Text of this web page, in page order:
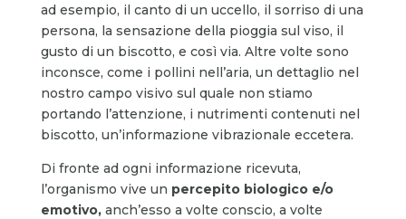
ad esempio, il canto di un uccello, il sorriso di una
persona, la sensazione della pioggia sul viso, il
gusto di un biscotto, e così via. Altre volte sono
inconsce, come i pollini nell’aria, un dettaglio nel
nostro campo visivo sul quale non stiamo
portando l’attenzione, i nutrimenti contenuti nel
biscotto, un’informazione vibrazionale eccetera.
Di fronte ad ogni informazione ricevuta,
l’organismo vive un percepito biologico e/o
emotivo,anch’esso a volte conscio, a volte